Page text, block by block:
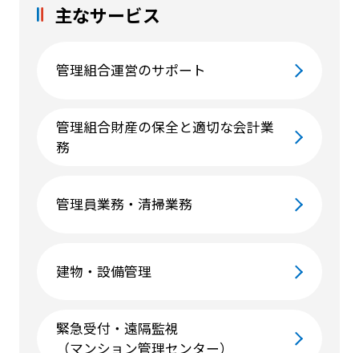
主なサービス
管理組合運営のサポート
管理組合財産の保全と適切な会計業
務
管理員業務・清掃業務
建物・設備管理
緊急受付・遠隔監視
（マンション管理センター）